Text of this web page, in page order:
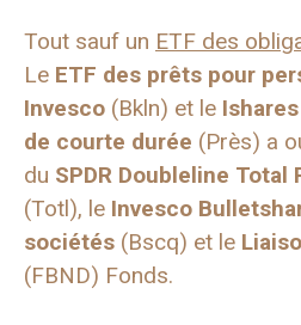
Tout sauf un ETF des
Le ETF des prêts pour
Invesco (Bkln) et le
de courte durée (Près) a
du SPDR Doubleline
(Totl), le Invesco
sociétés (Bscq) et le
(FBND) Fonds.